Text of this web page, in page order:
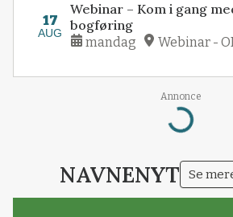
17
AUG
Webinar – Kom i gang
bogføring
mandag Webinar -
Annonce
Loading...
NAVNENYT Se